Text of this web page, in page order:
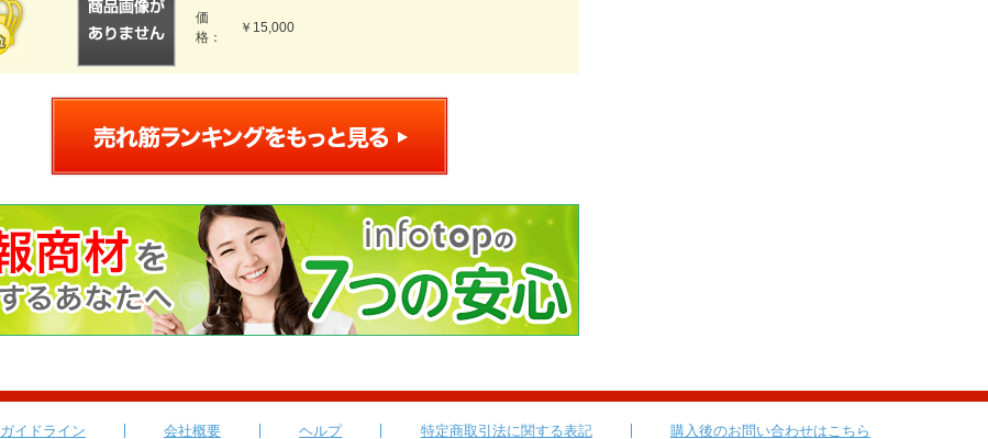
価
格：
￥15,000
ガイドライン 会社概要 ヘルプ 特定商取引法に関する表記 購入後のお問い合わせはこちら